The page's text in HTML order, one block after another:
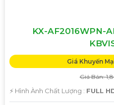
KX-AF2016WPN-
Giá Khuyến
Giá Bán:
️⚡ Hình Ành Chất Lượng : FULL